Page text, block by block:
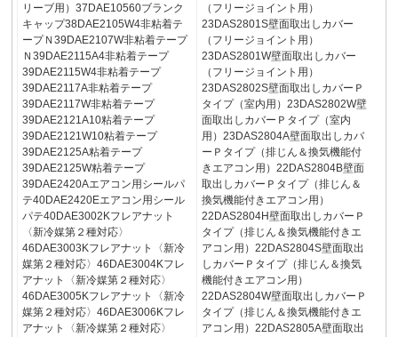
リーブ用）37DAE10560ブランク
キャップ38DAE2105W4非粘着テ
ープＮ39DAE2107W非粘着テープ
Ｎ39DAE2115A4非粘着テープ
39DAE2115W4非粘着テープ
39DAE2117A非粘着テープ
39DAE2117W非粘着テープ
39DAE2121A10粘着テープ
39DAE2121W10粘着テープ
39DAE2125A粘着テープ
39DAE2125W粘着テープ
39DAE2420Aエアコン用シールパ
テ40DAE2420Eエアコン用シール
パテ40DAE3002Kフレアナット
〈新冷媒第２種対応〉
46DAE3003Kフレアナット〈新冷
媒第２種対応〉46DAE3004Kフレ
アナット〈新冷媒第２種対応〉
46DAE3005Kフレアナット〈新冷
媒第２種対応〉46DAE3006Kフレ
アナット〈新冷媒第２種対応〉
（フリージョイント用）
23DAS2801S壁面取出しカバー
（フリージョイント用）
23DAS2801W壁面取出しカバー
（フリージョイント用）
23DAS2802S壁面取出しカバーＰ
タイプ（室内用）23DAS2802W壁
面取出しカバーＰタイプ（室内
用）23DAS2804A壁面取出しカバ
ーＰタイプ（排じん＆換気機能付
きエアコン用）22DAS2804B壁面
取出しカバーＰタイプ（排じん＆
換気機能付きエアコン用）
22DAS2804H壁面取出しカバーＰ
タイプ（排じん＆換気機能付きエ
アコン用）22DAS2804S壁面取出
しカバーＰタイプ（排じん＆換気
機能付きエアコン用）
22DAS2804W壁面取出しカバーＰ
タイプ（排じん＆換気機能付きエ
アコン用）22DAS2805A壁面取出